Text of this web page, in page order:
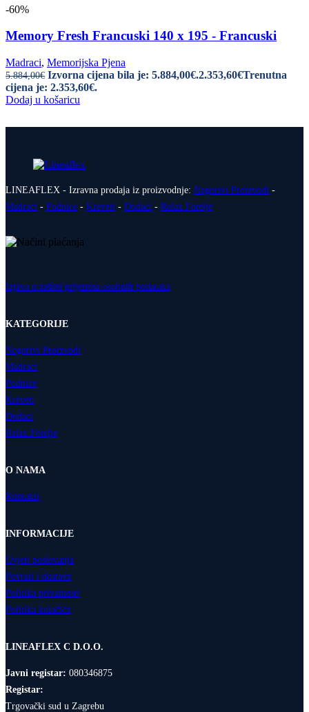
-60%
Memory Fresh Francuski 140 x 195 - Francuski
Madraci, Memorijska Pjena
5.884,00€ Izvorna cijena bila je: 5.884,00€.2.353,60€Trenutna
cijena je: 2.353,60€.
Dodaj u košaricu
LINEAFLEX - Izravna prodaja iz proizvodnje: Negorivi Proizvodi -
Madraci - Podnice - Kreveti - Dodaci - Relax Fotelje
Izjava o zaštiti prijenosa osobnih podataka
KATEGORIJE
Negorivi Proizvodi
Madraci
Podnice
Kreveti
Dodaci
Relax Fotelje
O NAMA
Kontakti
INFORMACIJE
Uvjeti poslovanja
Povrati i dostava
Politika privatnosti
Politika kolačića
LINEAFLEX C D.O.O.
Javni registar: 080346875
Registar:
Trgovački sud u Zagrebu